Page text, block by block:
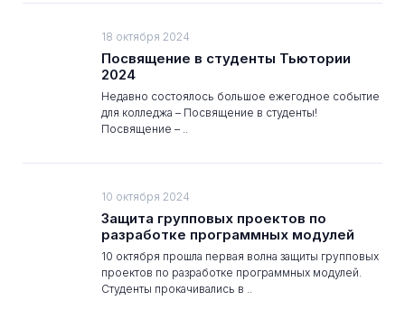
18 октября 2024
Посвящение в студенты Тьютории
2024
Недавно состоялось большое ежегодное событие
для колледжа – Посвящение в студенты!
Посвящение – ..
10 октября 2024
Защита групповых проектов по
разработке программных модулей
10 октября прошла первая волна защиты групповых
проектов по разработке программных модулей.
Студенты прокачивались в ..